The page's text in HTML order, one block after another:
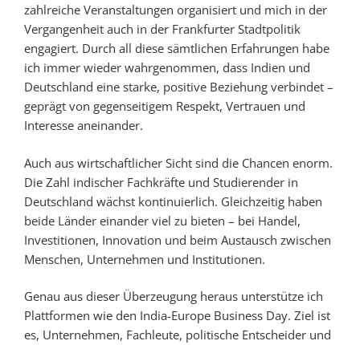
zahlreiche Veranstaltungen organisiert und mich in der
Vergangenheit auch in der Frankfurter Stadtpolitik
engagiert. Durch all diese sämtlichen Erfahrungen habe
ich immer wieder wahrgenommen, dass Indien und
Deutschland eine starke, positive Beziehung verbindet –
geprägt von gegenseitigem Respekt, Vertrauen und
Interesse aneinander.
Auch aus wirtschaftlicher Sicht sind die Chancen enorm.
Die Zahl indischer Fachkräfte und Studierender in
Deutschland wächst kontinuierlich. Gleichzeitig haben
beide Länder einander viel zu bieten – bei Handel,
Investitionen, Innovation und beim Austausch zwischen
Menschen, Unternehmen und Institutionen.
Genau aus dieser Überzeugung heraus unterstütze ich
Plattformen wie den India-Europe Business Day. Ziel ist
es, Unternehmen, Fachleute, politische Entscheider und